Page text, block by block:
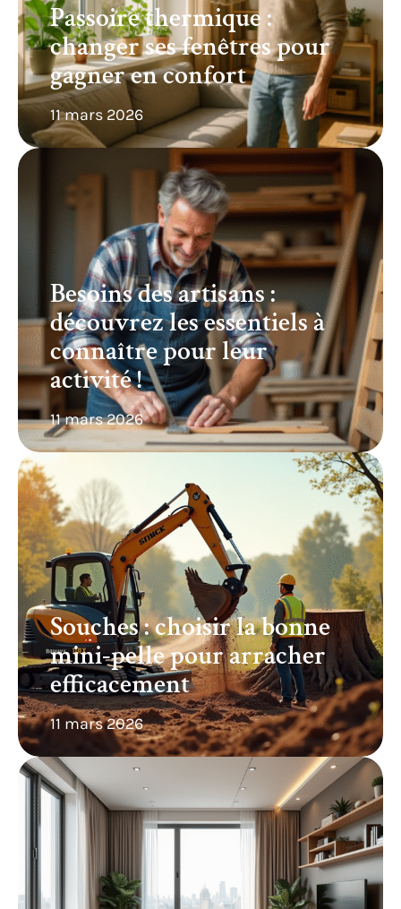
Passoire thermique :
changer ses fenêtres pour
gagner en confort
11 mars 2026
Besoins des artisans :
découvrez les essentiels à
connaître pour leur
activité !
11 mars 2026
Souches : choisir la bonne
mini-pelle pour arracher
efficacement
11 mars 2026